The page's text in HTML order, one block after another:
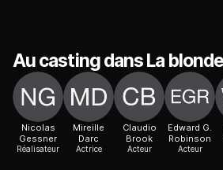
Au casting dans La
Nicolas
Gessner
Réalisateur
Mireille
Darc
Actrice
Claudio
Brook
Acteur
Edward G.
Robinson
Acteur